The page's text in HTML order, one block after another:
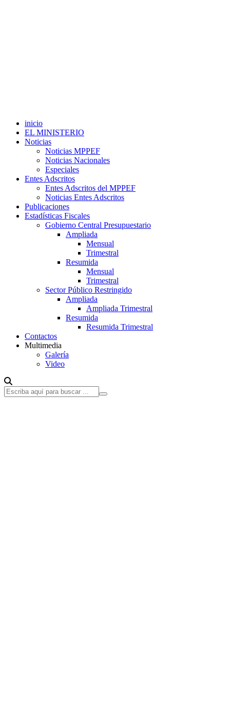
inicio
EL MINISTERIO
Noticias
Noticias MPPEF
Noticias Nacionales
Especiales
Entes Adscritos
Entes Adscritos del MPPEF
Noticias Entes Adscritos
Publicaciones
Estadísticas Fiscales
Gobierno Central Presupuestario
Ampliada
Mensual
Trimestral
Resumida
Mensual
Trimestral
Sector Público Restringido
Ampliada
Ampliada Trimestral
Resumida
Resumida Trimestral
Contactos
Multimedia
Galería
Video